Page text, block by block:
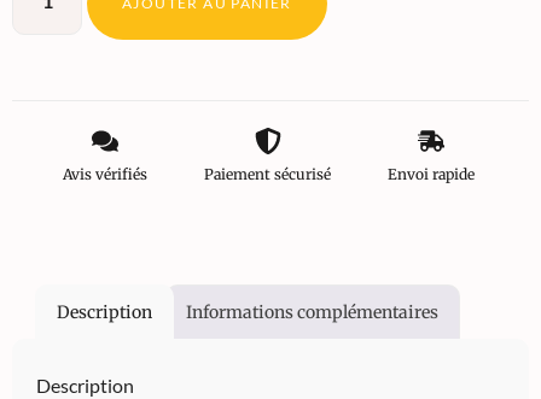
Avis vérifiés Paiement sécurisé Envoi rapide
Description Informations complémentaires
Description